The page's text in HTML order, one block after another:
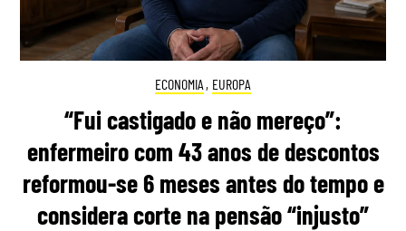
ECONOMIA , EUROPA
“Fui castigado e não mereço”:
enfermeiro com 43 anos de descontos
reformou-se 6 meses antes do tempo e
considera corte na pensão “injusto”